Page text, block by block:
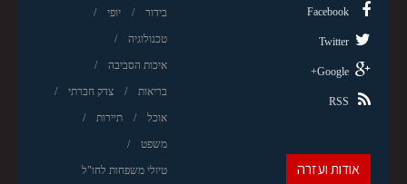
בידור יופי
טכנולוגיה
איכות הסביבה
בריאות צדק חברתי
אוכל תיירות
משפט
טיולי משפחות לחו"ל
Facebook
Twitter
Google+
RSS
אודות ועזרה